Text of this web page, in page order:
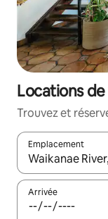
Locations de
Trouvez et
Emplacement
Quand les
Arrivée